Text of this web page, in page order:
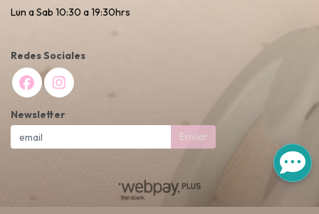
Lun a Sab 10:30 a 19:30hrs
Redes Sociales
Newsletter
Enviar